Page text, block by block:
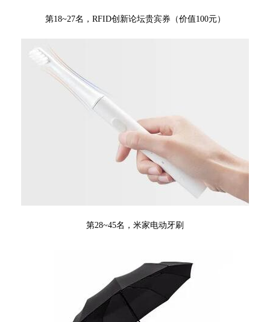
第18~27名，RFID创新论坛贵宾券 （价值100元）
第28~45名，米家电动牙刷